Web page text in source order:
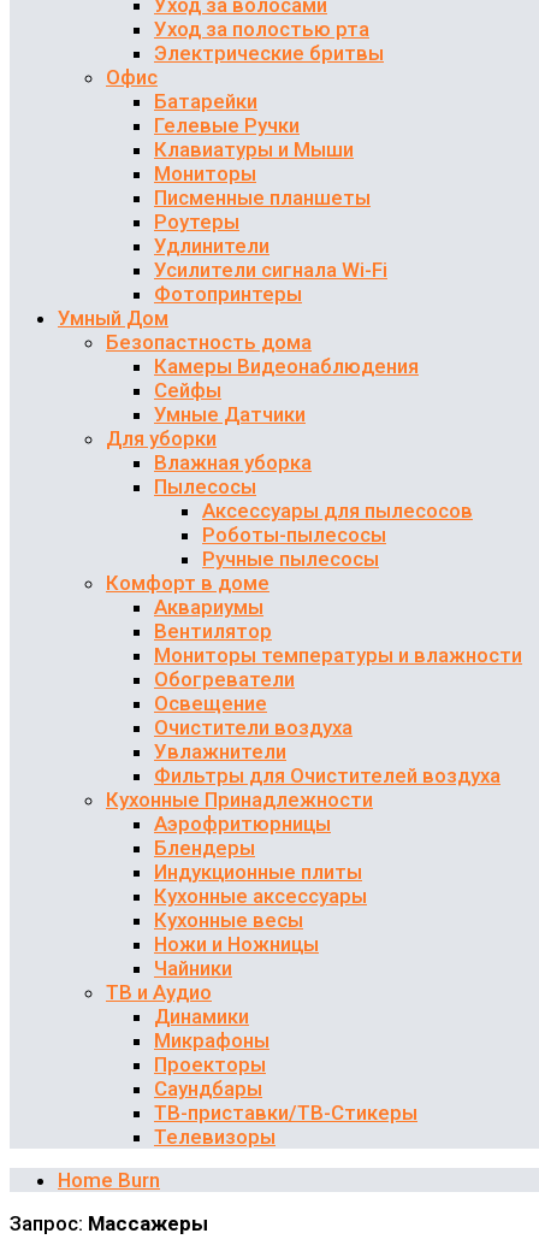
Уход за полостью рта
Электрические бритвы
Офис
Батарейки
Гелевые Ручки
Клавиатуры и Мыши
Мониторы
Писменные планшеты
Роутеры
Удлинители
Усилители сигнала Wi-Fi
Фотопринтеры
Умный Дом
Безопастность дома
Камеры Видеонаблюдения
Сейфы
Умные Датчики
Для уборки
Влажная уборка
Пылесосы
Аксессуары для пылесосов
Роботы-пылесосы
Ручные пылесосы
Комфорт в доме
Аквариумы
Вентилятор
Мониторы температуры и влажности
Обогреватели
Освещение
Очистители воздуха
Увлажнители
Фильтры для Очистителей воздуха
Кухонные Принадлежности
Аэрофритюрницы
Блендеры
Индукционные плиты
Кухонные аксессуары
Кухонные весы
Ножи и Ножницы
Чайники
ТВ и Аудио
Динамики
Микрафоны
Проекторы
Саундбары
ТВ-приставки/ТВ-Стикеры
Телевизоры
Home Burn
Запрос: Массажеры